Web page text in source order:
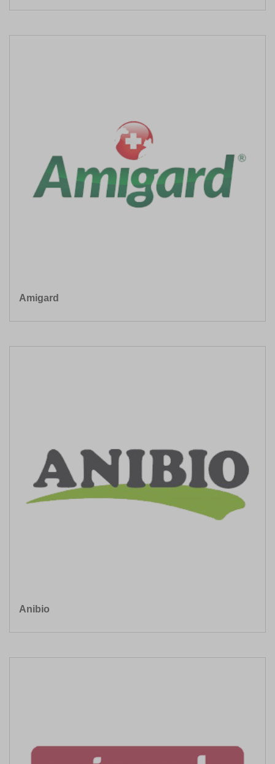
Amigard
Anibio